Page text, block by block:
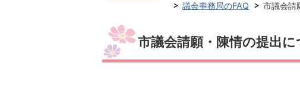
議会事務局のFAQ
市議会請
市議会請願・陳情の提出